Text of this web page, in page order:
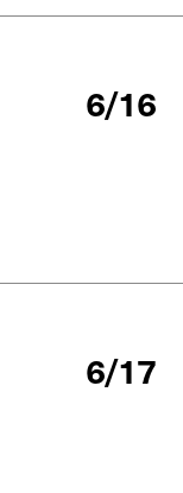
6/16
6/17